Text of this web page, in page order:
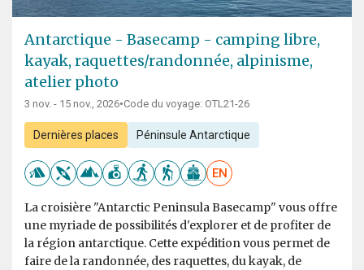
Antarctique - Basecamp - camping libre,
kayak, raquettes/randonnée, alpinisme,
atelier photo
3 nov. - 15 nov., 2026•Code du voyage: OTL21-26
Dernières places Péninsule Antarctique
EN
La croisière "Antarctic Peninsula Basecamp" vous offre
une myriade de possibilités d'explorer et de profiter de
la région antarctique. Cette expédition vous permet de
faire de la randonnée, des raquettes, du kayak, de